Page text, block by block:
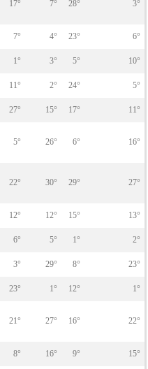
17° 7° 28° 3°
7° 4° 23° 6°
1° 3° 5° 10°
11° 2° 24° 5°
27° 15° 17° 11°
5° 26° 6° 16°
22° 30° 29° 27°
12° 12° 15° 13°
6° 5° 1° 2°
3° 29° 8° 23°
23° 1° 12° 1°
21° 27° 16° 22°
8° 16° 9° 15°